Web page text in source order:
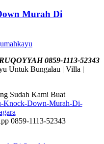
Murah Di
RUQOYYAH 0859-1113-52343
Untuk Bungalau | Villa |
Sudah Kami Buat
0859-1113-52343